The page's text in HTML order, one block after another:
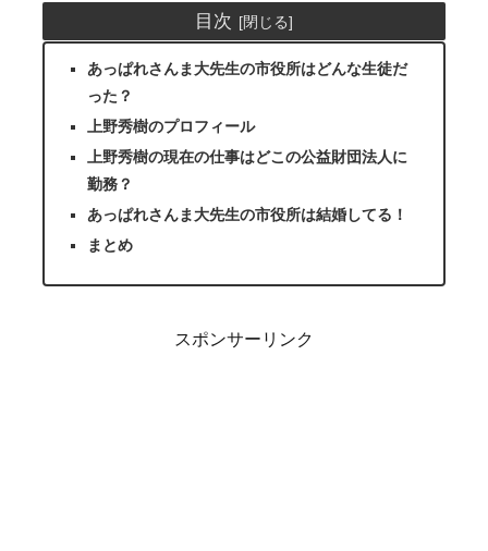
目次
あっぱれさんま大先生の市役所はどんな生徒だ
った？
上野秀樹のプロフィール
上野秀樹の現在の仕事はどこの公益財団法人に
勤務？
あっぱれさんま大先生の市役所は結婚してる！
まとめ
スポンサーリンク